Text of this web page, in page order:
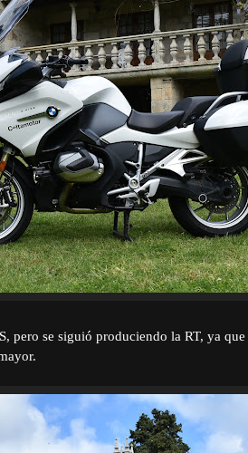
pero se siguió produciendo la RT, ya